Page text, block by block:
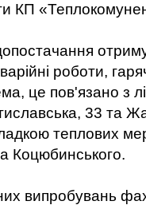
КП
роботи,
це пов'язано з
33 та
теплових
Коцюбинського.
випробувань